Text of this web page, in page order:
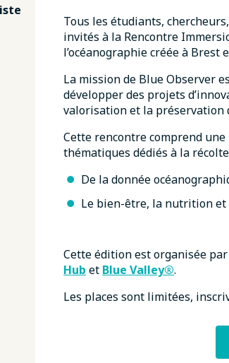
Tous les étudiants,
invités à la Rencontre
l’océanographie créée à Brest
La mission de Blue Observer
développer des projets
valorisation et la préservation
Cette rencontre comprend
thématiques dédiés à la
De la donnée
Le bien-être, la nutrition et
Cette édition est organisée
Hub et Blue Valley®.
Les places sont limitées,